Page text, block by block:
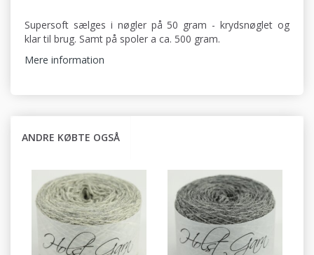
Supersoft sælges i nøgler på 50 gram - krydsnøglet og
klar til brug. Samt på spoler a ca. 500 gram.
Mere information
ANDRE KØBTE OGSÅ